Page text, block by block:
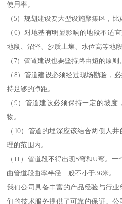
使用率。
（5）规划建设要大型设施聚集区，比
（6）对地基有明显影响的地段不适
地段、沼泽、沙质土壤、水位高等地段
（7）管道建设也要坚持路由短的原则。
（8）管道建设必须经过现场勘验，
持足够的净距。
（9）管道建设必须保持一定的坡
物。
（10）管道的埋深应该结合两侧人
理的范围内。
（11）管道段不得出现S弯和U弯。
曲管道段曲率半径一般不小于36米。
我们公司具备丰富的产品经验与行
们的技术服务提供了可靠的保证。